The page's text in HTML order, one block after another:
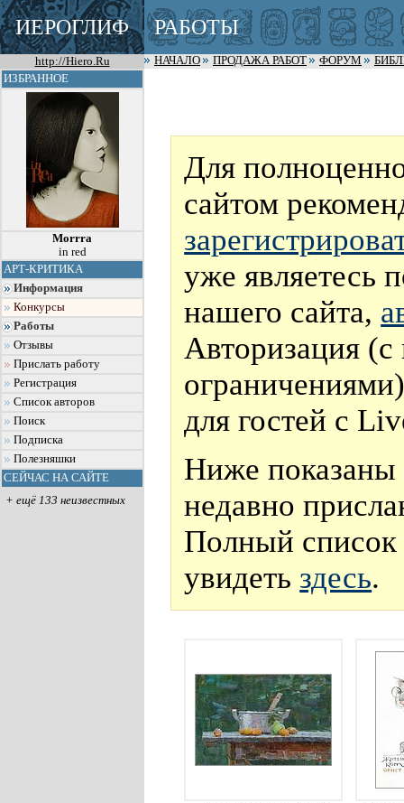
ИЕРОГЛИФ РАБОТЫ
http://Hiero.Ru НАЧАЛО ПРОДАЖА РАБОТ ФОРУМ
ИЗБРАННОЕ
Morrra
in red
АРТ-КРИТИКА
Информация
Конкурсы
Работы
Отзывы
Прислать работу
Регистрация
Список авторов
Поиск
Подписка
Полезняшки
СЕЙЧАС НА САЙТЕ
+ ещё 133 неизвестных
Для
сайтом
уже являетесь
нашего сайта,
Авторизация
для гостей с
Ниже показаны
недавно
Полный
увидеть здесь.